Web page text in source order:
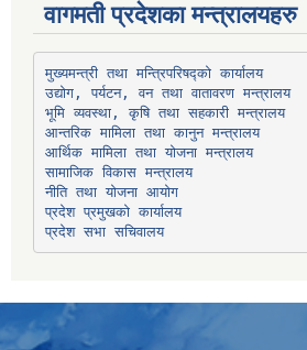
वागमती प्रदेशका मन्त्रालयहरु
मुख्यमन्त्री तथा मन्त्रिपरिषद्को कार्यालय
उद्योग, पर्यटन, वन तथा वातावरण मन्त्रालय
भूमि व्यवस्था, कृषि तथा सहकारी मन्त्रालय
आन्तरिक मामिला तथा कानुन मन्त्रालय
आर्थिक मामिला तथा योजना मन्त्रालय
सामाजिक विकास मन्त्रालय
नीति तथा योजना आयोग
प्रदेश प्रमुखको कार्यालय
प्रदेश सभा सचिवालय